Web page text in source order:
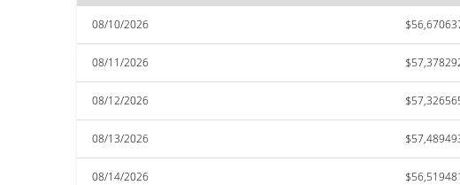
08/10/2026
08/11/2026
08/12/2026
08/13/2026
08/14/2026 $56,519481